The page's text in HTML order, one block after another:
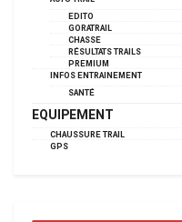
EDITO
GORATRAIL
CHASSE
RÉSULTATS TRAILS
PREMIUM
INFOS ENTRAINEMENT
SANTÉ
EQUIPEMENT
CHAUSSURE TRAIL
GPS